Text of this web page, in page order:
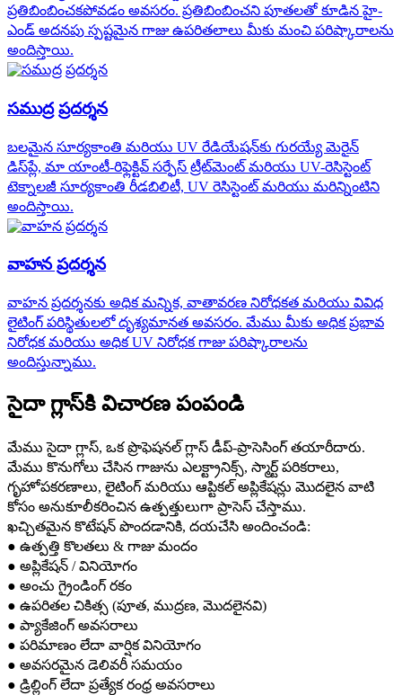
ప్రతిబింబించకపోవడం అవసరం. ప్రతిబింబించని పూతలతో కూడిన హై-
ఎండ్ అదనపు స్పష్టమైన గాజు ఉపరితలాలు మీకు మంచి పరిష్కారాలను
అందిస్తాయి.
సముద్ర ప్రదర్శన
బలమైన సూర్యకాంతి మరియు UV రేడియేషన్‌కు గురయ్యే మెరైన్
డిస్‌ప్లే, మా యాంటీ-రిఫ్లెక్టివ్ సర్ఫేస్ ట్రీట్‌మెంట్ మరియు UV-రెసిస్టెంట్
టెక్నాలజీ సూర్యకాంతి రీడబిలిటీ, UV రెసిస్టెంట్ మరియు మరిన్నింటిని
అందిస్తాయి.
వాహన ప్రదర్శన
వాహన ప్రదర్శనకు అధిక మన్నిక, వాతావరణ నిరోధకత మరియు వివిధ
లైటింగ్ పరిస్థితులలో దృశ్యమానత అవసరం. మేము మీకు అధిక ప్రభావ
నిరోధక మరియు అధిక UV నిరోధక గాజు పరిష్కారాలను
అందిస్తున్నాము.
సైదా గ్లాస్‌కి విచారణ పంపండి
మేము సైదా గ్లాస్, ఒక ప్రొఫెషనల్ గ్లాస్ డీప్-ప్రాసెసింగ్ తయారీదారు.
మేము కొనుగోలు చేసిన గాజును ఎలక్ట్రానిక్స్, స్మార్ట్ పరికరాలు,
గృహోపకరణాలు, లైటింగ్ మరియు ఆప్టికల్ అప్లికేషన్లు మొదలైన వాటి
కోసం అనుకూలీకరించిన ఉత్పత్తులుగా ప్రాసెస్ చేస్తాము.
ఖచ్చితమైన కొటేషన్ పొందడానికి, దయచేసి అందించండి:
● ఉత్పత్తి కొలతలు & గాజు మందం
● అప్లికేషన్ / వినియోగం
● అంచు గ్రైండింగ్ రకం
● ఉపరితల చికిత్స (పూత, ముద్రణ, మొదలైనవి)
● ప్యాకేజింగ్ అవసరాలు
● పరిమాణం లేదా వార్షిక వినియోగం
● అవసరమైన డెలివరీ సమయం
● డ్రిల్లింగ్ లేదా ప్రత్యేక రంధ్ర అవసరాలు